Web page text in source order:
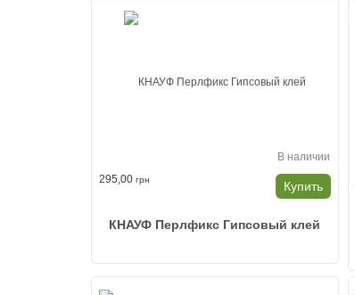
В наличии
295,00 грн Купить
КНАУФ Перлфикс Гипсовый клей